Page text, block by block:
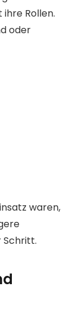
Rollen.
oder
waren,
Schritt.